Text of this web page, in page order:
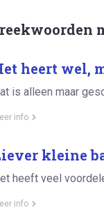
heert wel,
is alleen maar
info
kleine
heeft veel
info